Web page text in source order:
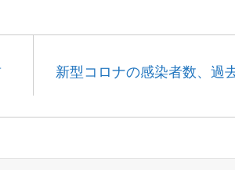
Next
新型コロナの感染者数、過